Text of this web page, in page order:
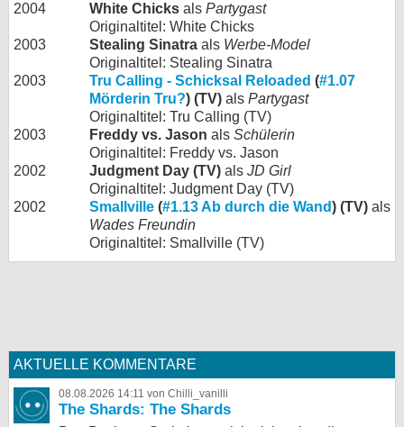
2004
White Chicks als Partygast
Originaltitel: White Chicks
2003
Stealing Sinatra als Werbe-Model
Originaltitel: Stealing Sinatra
2003
Tru Calling - Schicksal Reloaded (#1.07
Mörderin Tru?) (TV) als Partygast
Originaltitel: Tru Calling (TV)
2003
Freddy vs. Jason als Schülerin
Originaltitel: Freddy vs. Jason
2002
Judgment Day (TV) als JD Girl
Originaltitel: Judgment Day (TV)
2002
Smallville (#1.13 Ab durch die Wand) (TV) als
Wades Freundin
Originaltitel: Smallville (TV)
AKTUELLE KOMMENTARE
08.08.2026 14:11 von Chilli_vanilli
The Shards: The Shards